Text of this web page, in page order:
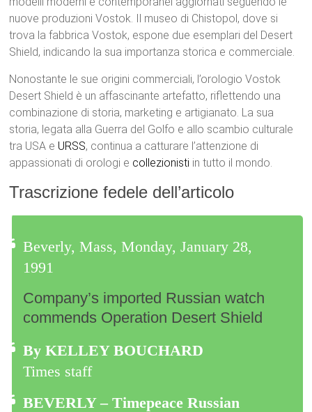
nuove produzioni Vostok. Il museo di Chistopol, dove si
trova la fabbrica Vostok, espone due esemplari del Desert
Shield, indicando la sua importanza storica e commerciale.
Nonostante le sue origini commerciali, l’orologio Vostok
Desert Shield è un affascinante artefatto, riflettendo una
combinazione di storia, marketing e artigianato. La sua
storia, legata alla Guerra del Golfo e allo scambio culturale
tra USA e URSS, continua a catturare l’attenzione di
appassionati di orologi e collezionisti in tutto il mondo.
Trascrizione fedele dell’articolo
Beverly, Mass, Monday, January 28,
1991
Company’s imported Russian watch
commends Operation Desert Shield
By KELLEY BOUCHARD
Times staff
BEVERLY – Timepeace Russian